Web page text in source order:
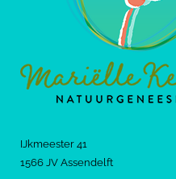
IJkmeester 41
1566 JV Assendelft